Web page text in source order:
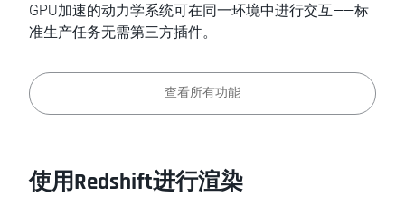
GPU加速的动力学系统可在同一环境中进行交互——标
准生产任务无需第三方插件。
查看所有功能
使用Redshift进行渲染